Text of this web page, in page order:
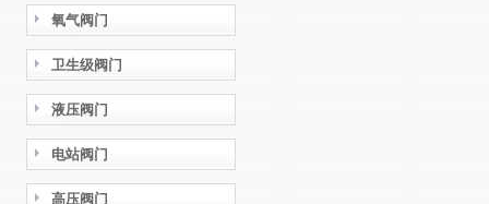
氧气阀门
卫生级阀门
液压阀门
电站阀门
高压阀门